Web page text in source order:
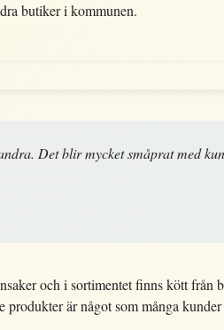
butiker i kommunen.
Det blir mycket småprat med
och i sortimentet finns kött från
produkter är något som många